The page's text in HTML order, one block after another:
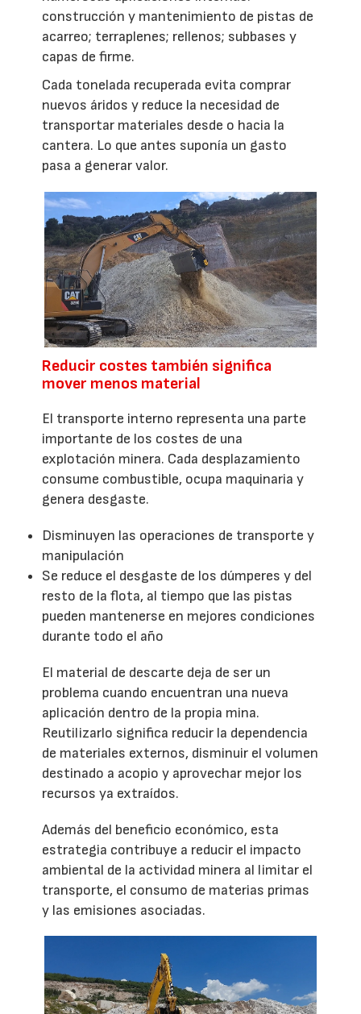
construcción y mantenimiento de pistas de
acarreo; terraplenes; rellenos; subbases y
capas de firme.
Cada tonelada recuperada evita comprar
nuevos áridos y reduce la necesidad de
transportar materiales desde o hacia la
cantera. Lo que antes suponía un gasto
pasa a generar valor.
Reducir costes también significa
mover menos material
El transporte interno representa una parte
importante de los costes de una
explotación minera. Cada desplazamiento
consume combustible, ocupa maquinaria y
genera desgaste.
Disminuyen las operaciones de transporte y
manipulación
Se reduce el desgaste de los dúmperes y del
resto de la flota, al tiempo que las pistas
pueden mantenerse en mejores condiciones
durante todo el año
El material de descarte deja de ser un
problema cuando encuentran una nueva
aplicación dentro de la propia mina.
Reutilizarlo significa reducir la dependencia
de materiales externos, disminuir el volumen
destinado a acopio y aprovechar mejor los
recursos ya extraídos.
Además del beneficio económico, esta
estrategia contribuye a reducir el impacto
ambiental de la actividad minera al limitar el
transporte, el consumo de materias primas
y las emisiones asociadas.